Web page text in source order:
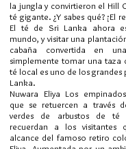
la jungla y convirtieron el Hill
té gigante. ¿Y sabes qué? ¡El
El té de Sri Lanka ahora
mundo, y visitar una
cabaña convertida en
simplemente tomar una taza
té local es uno de los grandes
Lanka.
Nuwara Eliya Los
que se retuercen a través
verdes de arbustos de
recuerdan a los visitantes
alcance del famoso retiro